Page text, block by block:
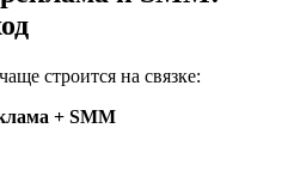
строится на связке:
+ SMM